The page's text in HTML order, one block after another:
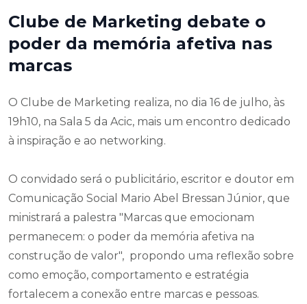
Clube de Marketing debate o
poder da memória afetiva nas
marcas
O Clube de Marketing realiza, no dia 16 de julho, às
19h10, na Sala 5 da Acic, mais um encontro dedicado
à inspiração e ao networking.
O convidado será o publicitário, escritor e doutor em
Comunicação Social Mario Abel Bressan Júnior, que
ministrará a palestra "Marcas que emocionam
permanecem: o poder da memória afetiva na
construção de valor", propondo uma reflexão sobre
como emoção, comportamento e estratégia
fortalecem a conexão entre marcas e pessoas.